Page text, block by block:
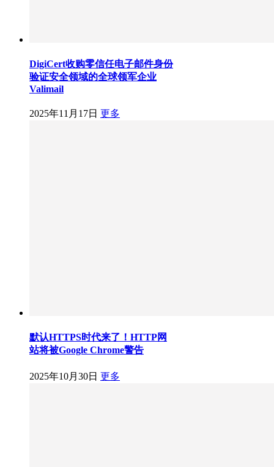
DigiCert收购零信任电子邮件身份
验证安全领域的全球领军企业
Valimail
2025年11月17日 更多
默认HTTPS时代来了！HTTP网
站将被Google Chrome警告
2025年10月30日 更多